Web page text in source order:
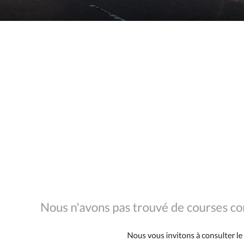
Nous n'avons pas trouvé de courses
Nous vous invitons à consulter le